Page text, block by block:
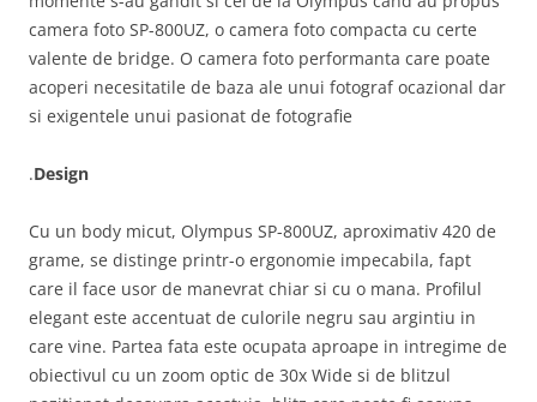
camera foto SP-800UZ, o camera foto compacta cu certe
valente de bridge. O camera foto performanta care poate
acoperi necesitatile de baza ale unui fotograf ocazional dar
si exigentele unui pasionat de fotografie
.Design
Cu un body micut, Olympus SP-800UZ, aproximativ 420 de
grame, se distinge printr-o ergonomie impecabila, fapt
care il face usor de manevrat chiar si cu o mana. Profilul
elegant este accentuat de culorile negru sau argintiu in
care vine. Partea fata este ocupata aproape in intregime de
obiectivul cu un zoom optic de 30x Wide si de blitzul